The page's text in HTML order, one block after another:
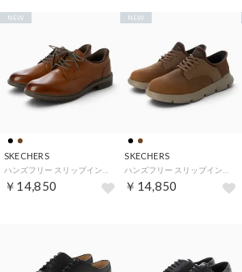
SKECHERS
￥14,850
NEW
SKECHERS
￥14,850
NEW